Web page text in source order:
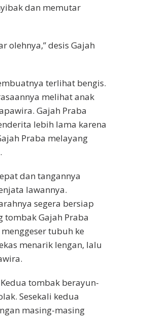
dan memutar
olehnya,” desis Gajah
terlihat bengis.
melihat anak
Gajah Praba
lebih lama karena
Praba melayang
dan tangannya
lawannya.
segera bersiap
tombak Gajah Praba
tubuh ke
menarik lengan, lalu
tombak berayun-
Sesekali kedua
masing-masing